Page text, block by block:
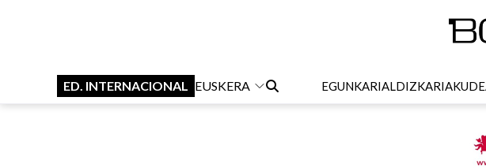
ED. INTERNACIONAL EUSKERA EGUNKARIALDIZKARIA